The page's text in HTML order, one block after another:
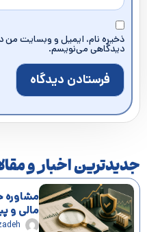
ذخیره نام، ایمیل و وبسایت من
دیدگاهی می‌نویسم.
جدیدترین اخبار و
مالی و